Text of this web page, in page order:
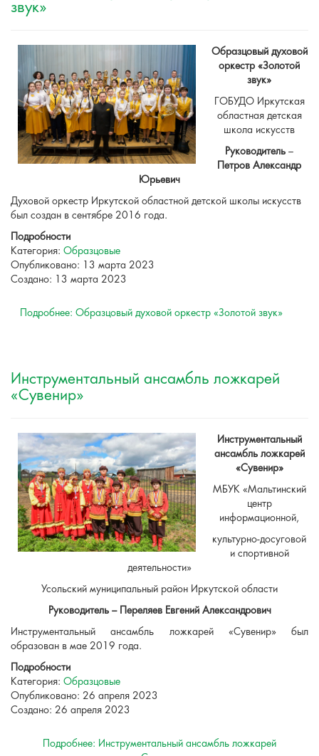
звук»
Образцовый духовой
оркестр «Золотой
звук»
ГОБУДО Иркутская
областная детская
школа искусств
Руководитель –
Петров Александр
Юрьевич
Духовой оркестр Иркутской областной детской школы искусств
был создан в сентябре 2016 года.
Подробности
Категория: Образцовые
Опубликовано: 13 марта 2023
Создано: 13 марта 2023
Подробнее: Образцовый духовой оркестр «Золотой звук»
Инструментальный ансамбль ложкарей
«Сувенир»
Инструментальный
ансамбль ложкарей
«Сувенир»
МБУК «Мальтинский
центр
информационной,
культурно-досуговой
и спортивной
деятельности»
Усольский муниципальный район Иркутской области
Руководитель – Переляев Евгений Александрович
Инструментальный ансамбль ложкарей «Сувенир» был
образован в мае 2019 года.
Подробности
Категория: Образцовые
Опубликовано: 26 апреля 2023
Создано: 26 апреля 2023
Подробнее: Инструментальный ансамбль ложкарей